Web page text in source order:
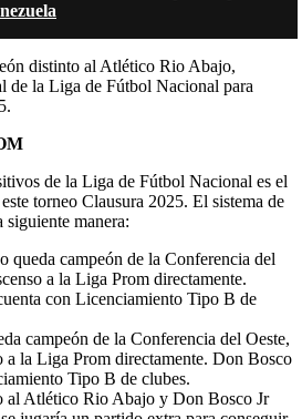
distinto al Atlético Rio Abajo,
de la Liga de Fútbol Nacional para
de la Liga de Fútbol Nacional es el
torneo Clausura 2025. El sistema de
siguiente manera:
queda campeón de la Conferencia del
a la Liga Prom directamente.
con Licenciamiento Tipo B de
campeón de la Conferencia del Oeste,
a la Liga Prom directamente. Don Bosco
Tipo B de clubes.
al Atlético Rio Abajo y Don Bosco Jr